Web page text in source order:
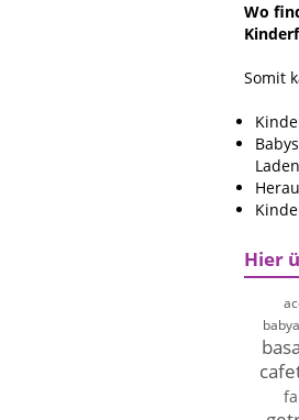
Wo
Somit
Laden
Hier